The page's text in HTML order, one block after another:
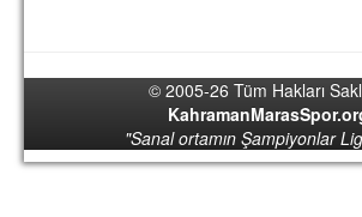
PERSONEL
SPONSORLAR
© 2005-26 Tüm Hakları
"Sanal ortamın Şampiyonlar